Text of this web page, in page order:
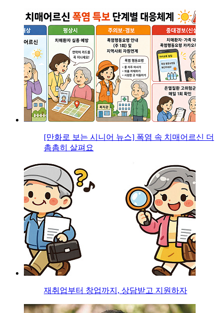
[만화로 보는 시니어 뉴스] 폭염 속 치매어르신 더
촘촘히 살펴요
재취업부터 창업까지, 상담받고 지원하자